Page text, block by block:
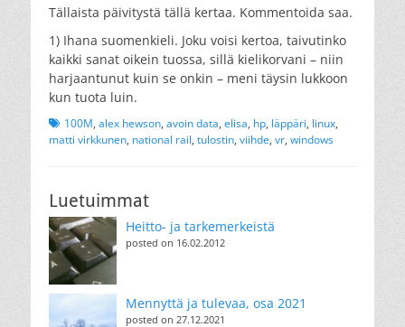
Tällaista päivitystä tällä kertaa. Kommentoida saa.
1) Ihana suomenkieli. Joku voisi kertoa, taivutinko
kaikki sanat oikein tuossa, sillä kielikorvani – niin
harjaantunut kuin se onkin – meni täysin lukkoon
kun tuota luin.
Tags100M, alex hewson, avoin data, elisa, hp, läppäri, linux,
matti virkkunen, national rail, tulostin, viihde, vr, windows
Luetuimmat
Heitto- ja tarkemerkeistä
posted on 16.02.2012
Mennyttä ja tulevaa, osa 2021
posted on 27.12.2021